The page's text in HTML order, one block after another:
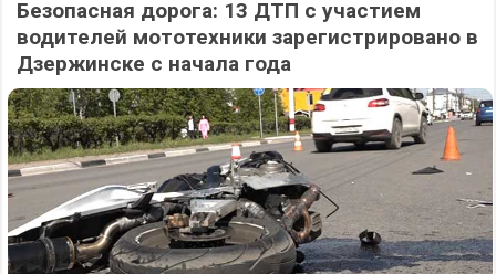
Безопасная дорога: 13 ДТП с участием
водителей мототехники зарегистрировано в
Дзержинске с начала года